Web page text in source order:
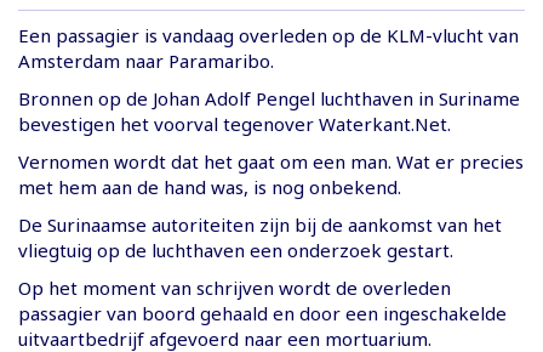
Een passagier is vandaag overleden op de KLM-vlucht van
Amsterdam naar Paramaribo.
Bronnen op de Johan Adolf Pengel luchthaven in Suriname
bevestigen het voorval tegenover Waterkant.Net.
Vernomen wordt dat het gaat om een man. Wat er precies
met hem aan de hand was, is nog onbekend.
De Surinaamse autoriteiten zijn bij de aankomst van het
vliegtuig op de luchthaven een onderzoek gestart.
Op het moment van schrijven wordt de overleden
passagier van boord gehaald en door een ingeschakelde
uitvaartbedrijf afgevoerd naar een mortuarium.